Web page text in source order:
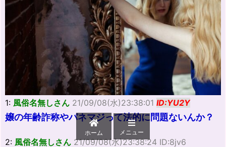
1: 風俗名無しさん 21/09/08(水)23:38:01 ID:YU2Y
嬢の年齢詐称やパネマジって法的に問題ないんか？
2: 風俗名無しさん 21/09/08(水)23:38:24 ID:8jv6
ホーム メニュー